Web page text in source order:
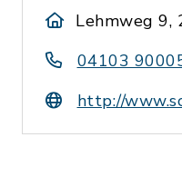
Lehmweg 9,
04103
http://